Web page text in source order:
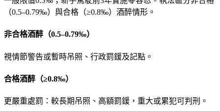
（0.5–0.79‰）與合格（≥0.8‰）酒醉情形。
非合格酒醉（0.5–0.79‰）
視情節警告或暫時吊照、行政罰鍰及記點。
合格酒醉（≥0.8‰）
更嚴重處罰：較長期吊照、高額罰鍰，重大或累犯可判刑。